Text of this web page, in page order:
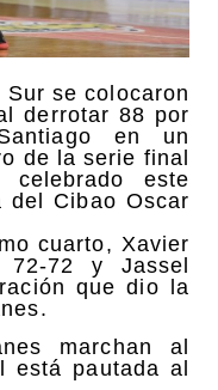
se colocaron
derrotar 88 por
en un
de la serie final
este
del Cibao Oscar
cuarto, Xavier
72-72 y Jassel
que dio la
marchan al
está pautada al